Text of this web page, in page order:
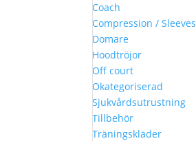
Coach
Compression / Sleeves
Domare
Hoodtröjor
Off court
Okategoriserad
Sjukvårdsutrustning
Tillbehör
Träningskläder